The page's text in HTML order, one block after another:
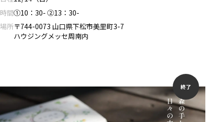
時間①10：30- ②13：30-
場所〒744-0073 山口県下松市美里町3-7
ハウジングメッセ周南内
終了